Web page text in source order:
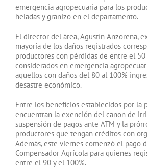
emergencia agropecuaria para los
heladas y granizo en el departamento.
El director del área, Agustín Anzorena,
mayoría de los daños registrados
productores con pérdidas de entre el
considerados en emergencia
aquellos con daños del 80 al 100%
desastre económico.
Entre los beneficios establecidos por la
encuentran la exención del canon de
suspensión de pagos ante ATM y la
productores que tengan créditos con
Además, este viernes comenzó el pago
Compensador Agrícola para quienes
entre el 90 y el 100%.